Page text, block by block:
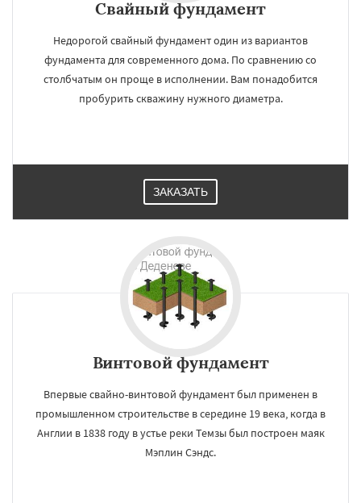
Свайный фундамент
Недорогой свайный фундамент один из вариантов
фундамента для современного дома. По сравнению со
столбчатым он проще в исполнении. Вам понадобится
пробурить скважину нужного диаметра.
ЗАКАЗАТЬ
Винтовой фундамент
Впервые свайно-винтовой фундамент был применен в
промышленном строительстве в середине 19 века, когда в
Англии в 1838 году в устье реки Темзы был построен маяк
Мэплин Сэндс.